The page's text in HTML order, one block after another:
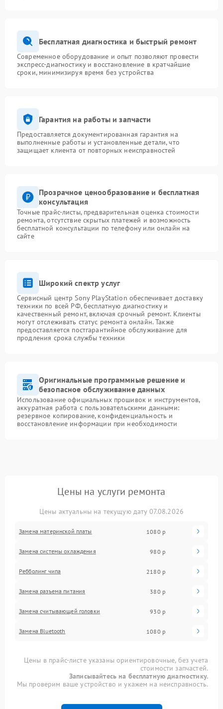
Бесплатная диагностика и быстрый ремонт
Современное оборудование и опыт позволяют провести
экспресс-диагностику и восстановление в кратчайшие
сроки, минимизируя время без устройства
Гарантия на работы и запчасти
Предоставляется документированная гарантия на
выполненные работы и установленные детали, что
защищает клиента от повторных неисправностей
Прозрачное ценообразование и бесплатная
консультация
Точные прайс-листы, предварительная оценка стоимости
ремонта, отсутствие скрытых платежей и возможность
бесплатной консультации по телефону или онлайн на
сайте
Широкий спектр услуг
Сервисный центр Sony PlayStation обеспечивает доставку
техники по всей РФ, бесплатную диагностику и
качественный ремонт, включая срочный ремонт. Клиенты
могут отслеживать статус ремонта онлайн. Также
предоставляется постгарантийное обслуживание для
продления срока службы техники
Оригинальные программные решение и
безопасное обслуживание данных
Использование официальных прошивок и инструментов,
аккуратная работа с пользовательскими данными:
резервное копирование, конфиденциальность и
восстановление информации при необходимости
Цены на услуги ремонта
Цены актуальны на текущую дату 07.08.2026
Замена материнской платы 1080 р
Замена системы охлаждения 980 р
Ребболинг чипа 2180 р
Замена разъема питания 380 р
Замена считывающей головки 930 р
Замена Bluetooth 1080 р
Цены в прайс-листе указаны ориентировочные, без учета
стоимости запчастей.
Записывайтесь на бесплатную диагностику.
Мы проверим ваше устройство и укажем на неисправность.